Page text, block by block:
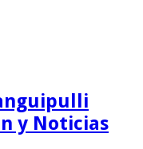
y Noticias